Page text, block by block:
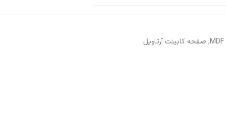
, صفحه کابینت آرتاویل